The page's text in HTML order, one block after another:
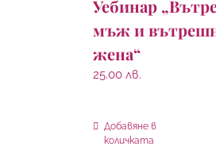
Уебинар
мъж и
жена“
25.00 лв.
Добавяне в
количката